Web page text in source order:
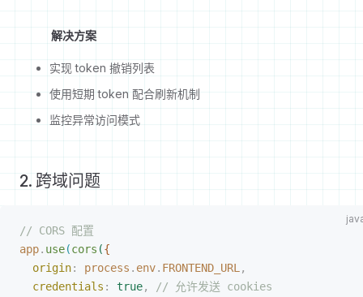
解决方案
实现 token 撤销列表
使用短期 token 配合刷新机制
监控异常访问模式
2. 跨域问题
// CORS 配置
app. use(cors ({
origin: process . env. FRONTEND_URL ,
credentials : true,
// 允许发送 cookies